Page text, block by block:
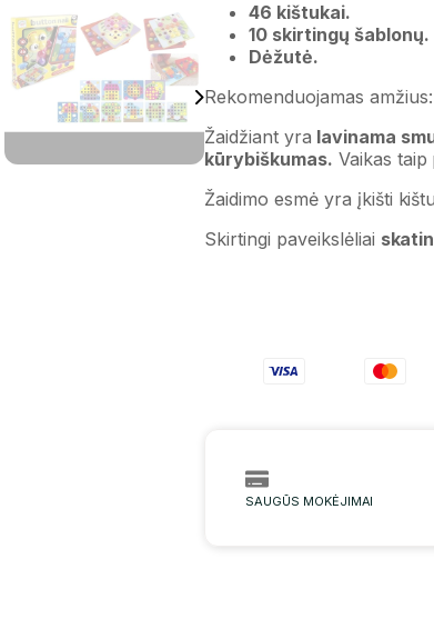
46 kištukai.
10 skirtingų šablonų.
Dėžutė.
Rekomenduojamas
Žaidžiant yra lavinama
kūrybiškumas. Vaikas
Žaidimo esmė yra įkišti
Skirtingi paveikslėliai
SAUGŪS MOKĖJIMAI